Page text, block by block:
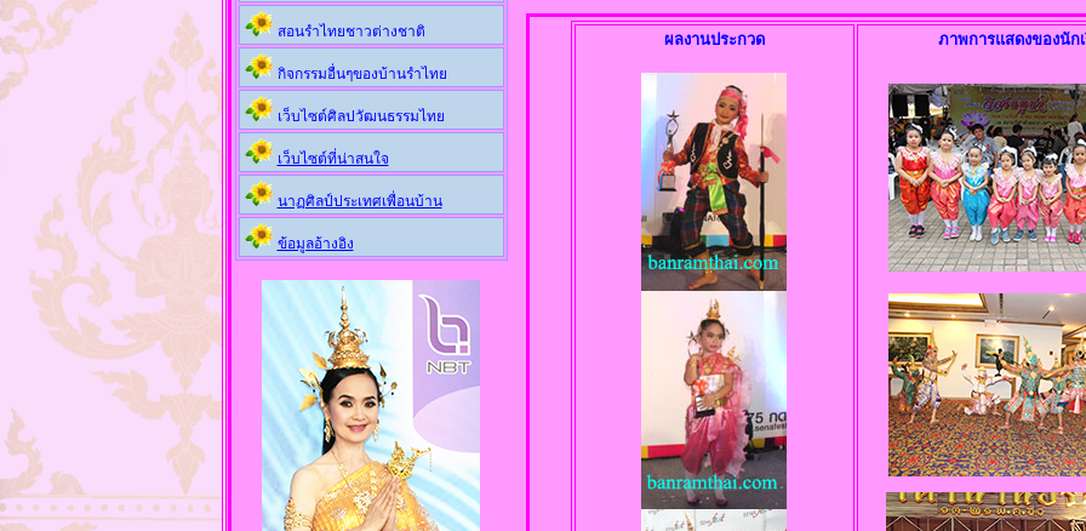
สอนรำไทยชาวต่างชาติ
กิจกรรมอื่นๆของบ้านรำไทย
เว็บไซต์ศิลปวัฒนธรรมไทย
เว็บไซต์ที่น่าสนใจ
นาฏศิลป์ประเทศเพื่อนบ้าน
ข้อมูลอ้างอิง
ผลงานประกวด ภาพการแสดงของนัก